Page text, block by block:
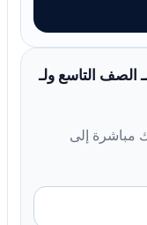
الصف التاسع ولـ
مباشرة إلى